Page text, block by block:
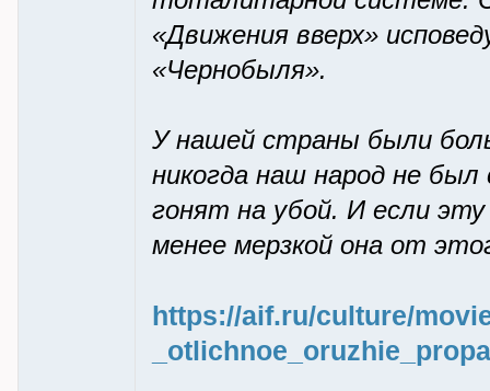
«Движения вверх»
«Чернобыля».
У нашей страны были
никогда наш народ не
гонят на убой. И если
менее мерзкой она от
https://aif.ru/culture/